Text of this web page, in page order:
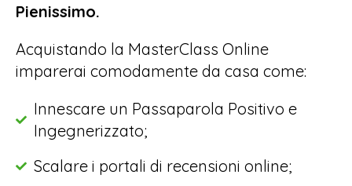
Pienissimo.
Acquistando la MasterClass Online
imparerai comodamente da casa come:
Innescare un Passaparola Positivo e
Ingegnerizzato;
Scalare i portali di recensioni online;